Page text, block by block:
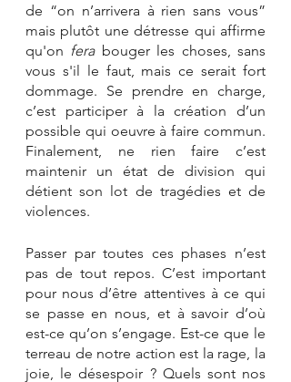
de “on n’arrivera à rien sans vous”
mais plutôt une détresse qui affirme
qu'on fera bouger les choses, sans
vous s'il le faut, mais ce serait fort
dommage. Se prendre en charge,
c’est participer à la création d’un
possible qui oeuvre à faire commun.
Finalement, ne rien faire c’est
maintenir un état de division qui
détient son lot de tragédies et de
violences.
Passer par toutes ces phases n’est
pas de tout repos. C’est important
pour nous d’être attentives à ce qui
se passe en nous, et à savoir d’où
est-ce qu’on s’engage. Est-ce que le
terreau de notre action est la rage, la
joie, le désespoir ? Quels sont nos